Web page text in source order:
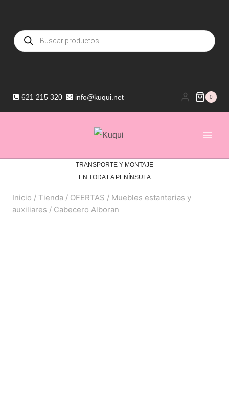
contenido
Búsqueda
de
productos
621 215 320 info@kuqui.net 0
TRANSPORTE Y MONTAJE
EN TODA LA PENÍNSULA
Inicio / Tienda / OFERTAS / Muebles estanterias y
auxiliares / Cabecero Alboran